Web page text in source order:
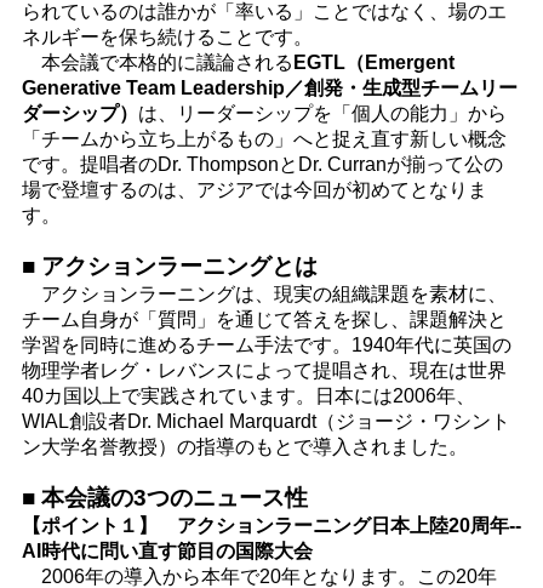
られているのは誰かが「率いる」ことではなく、場のエ
ネルギーを保ち続けることです。
本会議で本格的に議論される EGTL（Emergent
Generative Team Leadership／創発・生成型チームリー
ダーシップ） は、リーダーシップを「個人の能力」から
「チームから立ち上がるもの」へと捉え直す新しい概念
です。提唱者のDr. ThompsonとDr. Curranが揃って公の
場で登壇するのは、アジアでは今回が初めてとなりま
す。
■ アクションラーニングとは
アクションラーニングは、現実の組織課題を素材に、
チーム自身が「質問」を通じて答えを探し、課題解決と
学習を同時に進めるチーム手法です。1940年代に英国の
物理学者レグ・レバンスによって提唱され、現在は世界
40カ国以上で実践されています。日本には2006年、
WIAL創設者Dr. Michael Marquardt（ジョージ・ワシント
ン大学名誉教授）の指導のもとで導入されました。
■ 本会議の3つのニュース性
【ポイント１】 アクションラーニング日本上陸20周年--
AI時代に問い直す節目の国際大会
2006年の導入から本年で20年となります。この20年